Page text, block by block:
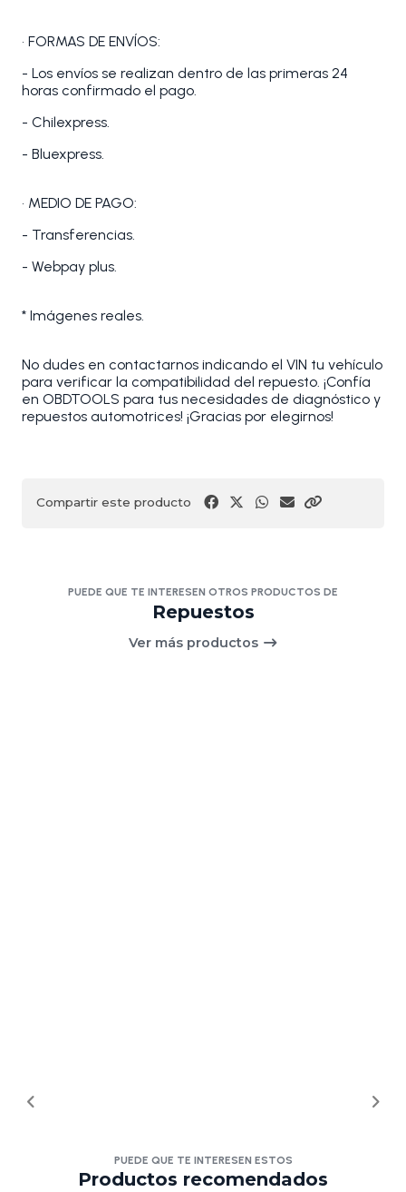
• FORMAS DE ENVÍOS:
- Los envíos se realizan dentro de las primeras 24
horas confirmado el pago.
- Chilexpress.
- Bluexpress.
• MEDIO DE PAGO:
- Transferencias.
- Webpay plus.
* Imágenes reales.
No dudes en contactarnos indicando el VIN tu vehículo
para verificar la compatibilidad del repuesto. ¡Confía
en OBDTOOLS para tus necesidades de diagnóstico y
repuestos automotrices! ¡Gracias por elegirnos!
Compartir este producto
PUEDE QUE TE INTERESEN OTROS PRODUCTOS DE
Repuestos
Ver más productos
PUEDE QUE TE INTERESEN ESTOS
Productos recomendados